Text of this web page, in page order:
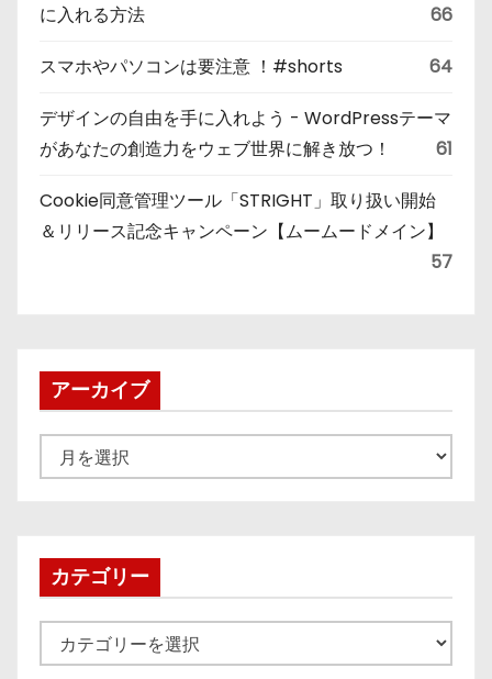
に入れる方法 66
スマホやパソコンは要注意 ！#shorts 64
デザインの自由を手に入れよう - WordPressテーマ
があなたの創造力をウェブ世界に解き放つ！
61
Cookie同意管理ツール「STRIGHT」取り扱い開始
＆リリース記念キャンペーン【ムームードメイン】
57
アーカイブ
ー
ブカテゴリー
テ